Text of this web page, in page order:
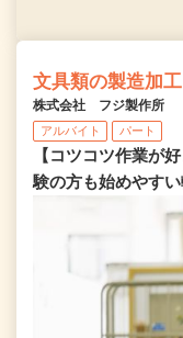
文具類の製造加
株式会社 フジ製作所
アルバイト パート
【コツコツ作業が
験の方も始めやす